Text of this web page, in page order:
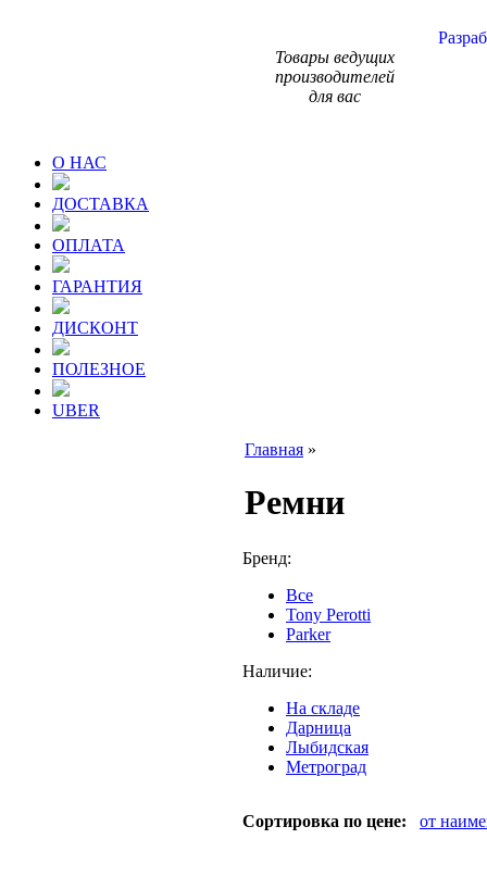
Товары ведущих
производителей
для вас
О НАС
ДОСТАВКА
ОПЛАТА
ГАРАНТИЯ
ДИСКОНТ
ПОЛЕЗНОЕ
UBER
Главная »
Ремни
Бренд:
Все
Tony Perotti
Parker
Наличие:
На складе
Дарница
Лыбидская
Метроград
Сортировка по цене: от